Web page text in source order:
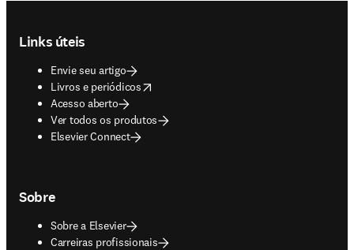
Links úteis
Envie seu artigo
Livros e periódicos
opens in new tab/window
Acesso aberto
Ver todos os produtos
Elsevier Connect
Sobre
Sobre a Elsevier
Carreiras profissionais